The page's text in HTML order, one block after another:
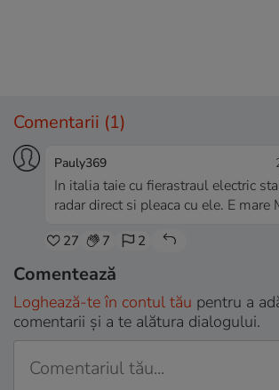
Comentarii (1)
Pauly369
In italia taie cu fierastraul electric
radar direct si pleaca cu ele. E mare
27 7 2
Comentează
Loghează-te în contul tău pentru a
comentarii și a te alătura dialogului.